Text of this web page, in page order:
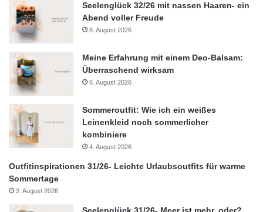
Seelenglück 32/26 mit nassen Haaren- ein
Abend voller Freude
8. August 2026
Meine Erfahrung mit einem Deo-Balsam:
Überraschend wirksam
6. August 2026
Sommeroutfit: Wie ich ein weißes
Leinenkleid noch sommerlicher
kombiniere
4. August 2026
Outfitinspirationen 31/26- Leichte Urlaubsoutfits für warme
Sommertage
2. August 2026